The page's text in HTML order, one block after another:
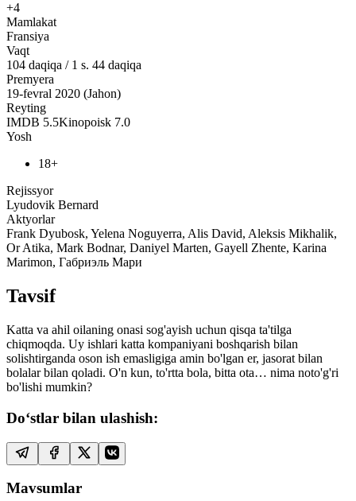
+4
Mamlakat
Fransiya
Vaqt
104 daqiqa / 1 s. 44 daqiqa
Premyera
19-fevral 2020 (Jahon)
Reyting
IMDB 5.5Kinopoisk 7.0
Yosh
18+
Rejissyor
Lyudovik Bernard
Aktyorlar
Frank Dyubosk, Yelena Noguyerra, Alis David, Aleksis Mikhalik,
Or Atika, Mark Bodnar, Daniyel Marten, Gayell Zhente, Karina
Marimon, Габриэль Мари
Tavsif
Katta va ahil oilaning onasi sog'ayish uchun qisqa ta'tilga
chiqmoqda. Uy ishlari katta kompaniyani boshqarish bilan
solishtirganda oson ish emasligiga amin bo'lgan er, jasorat bilan
bolalar bilan qoladi. O'n kun, to'rtta bola, bitta ota… nima noto'g'ri
bo'lishi mumkin?
Do‘stlar bilan ulashish:
Mavsumlar